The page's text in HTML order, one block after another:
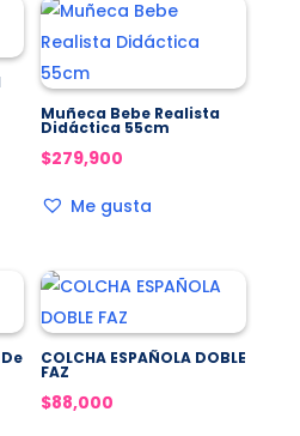
Muñeca Bebe Realista
Didáctica 55cm
$279,900
Me gusta
COLCHA ESPAÑOLA DOBLE
FAZ
$88,000